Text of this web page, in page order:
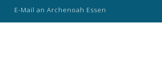
E-Mail an Archenoah Essen